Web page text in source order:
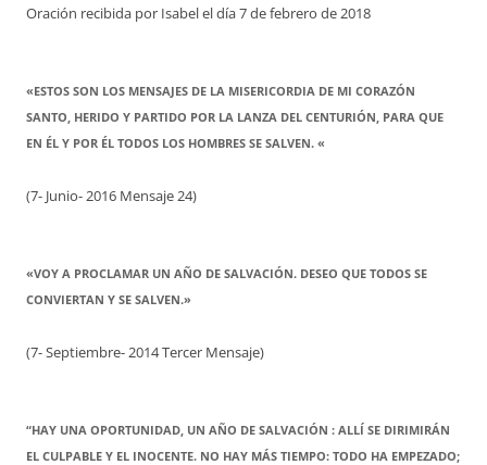
Oración recibida por Isabel el día 7 de febrero de 2018
«ESTOS SON LOS MENSAJES DE LA MISERICORDIA DE MI CORAZÓN
SANTO, HERIDO Y PARTIDO POR LA LANZA DEL CENTURIÓN, PARA QUE
EN ÉL Y POR ÉL TODOS LOS HOMBRES SE SALVEN. «
(7- Junio- 2016 Mensaje 24)
«VOY A PROCLAMAR UN AÑO DE SALVACIÓN. DESEO QUE TODOS SE
CONVIERTAN Y SE SALVEN.»
(7- Septiembre- 2014 Tercer Mensaje)
“HAY UNA OPORTUNIDAD, UN AÑO DE SALVACIÓN : ALLÍ SE DIRIMIRÁN
EL CULPABLE Y EL INOCENTE. NO HAY MÁS TIEMPO: TODO HA EMPEZADO;